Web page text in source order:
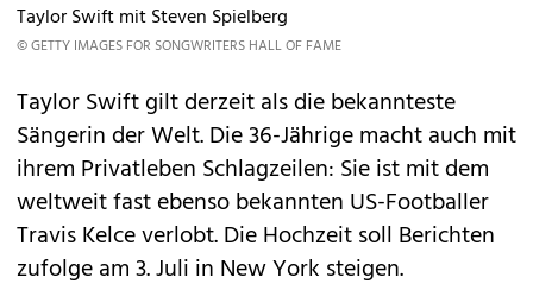
Taylor Swift mit Steven Spielberg
© GETTY IMAGES FOR SONGWRITERS HALL OF FAME
Taylor Swift gilt derzeit als die bekannteste
Sängerin der Welt. Die 36-Jährige macht auch mit
ihrem Privatleben Schlagzeilen: Sie ist mit dem
weltweit fast ebenso bekannten US-Footballer
Travis Kelce verlobt. Die Hochzeit soll Berichten
zufolge am 3. Juli in New York steigen.